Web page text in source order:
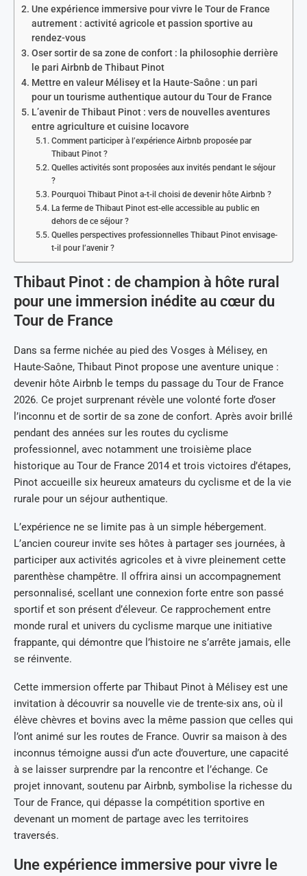
Une expérience immersive pour vivre le Tour de France
autrement : activité agricole et passion sportive au
rendez-vous
Oser sortir de sa zone de confort : la philosophie derrière
le pari Airbnb de Thibaut Pinot
Mettre en valeur Mélisey et la Haute-Saône : un pari
pour un tourisme authentique autour du Tour de France
L’avenir de Thibaut Pinot : vers de nouvelles aventures
entre agriculture et cuisine locavore
Comment participer à l’expérience Airbnb proposée par
Thibaut Pinot ?
Quelles activités sont proposées aux invités pendant le séjour
?
Pourquoi Thibaut Pinot a-t-il choisi de devenir hôte Airbnb ?
La ferme de Thibaut Pinot est-elle accessible au public en
dehors de ce séjour ?
Quelles perspectives professionnelles Thibaut Pinot envisage-
t-il pour l’avenir ?
Thibaut Pinot : de champion à hôte rural
pour une immersion inédite au cœur du
Tour de France
Dans sa ferme nichée au pied des Vosges à Mélisey, en
Haute-Saône, Thibaut Pinot propose une aventure unique :
devenir hôte Airbnb le temps du passage du Tour de France
2026. Ce projet surprenant révèle une volonté forte d’oser
l’inconnu et de sortir de sa zone de confort. Après avoir brillé
pendant des années sur les routes du cyclisme
professionnel, avec notamment une troisième place
historique au Tour de France 2014 et trois victoires d’étapes,
Pinot accueille six heureux amateurs du cyclisme et de la vie
rurale pour un séjour authentique.
L’expérience ne se limite pas à un simple hébergement.
L’ancien coureur invite ses hôtes à partager ses journées, à
participer aux activités agricoles et à vivre pleinement cette
parenthèse champêtre. Il offrira ainsi un accompagnement
personnalisé, scellant une connexion forte entre son passé
sportif et son présent d’éleveur. Ce rapprochement entre
monde rural et univers du cyclisme marque une initiative
frappante, qui démontre que l’histoire ne s’arrête jamais, elle
se réinvente.
Cette immersion offerte par Thibaut Pinot à Mélisey est une
invitation à découvrir sa nouvelle vie de trente-six ans, où il
élève chèvres et bovins avec la même passion que celles qui
l’ont animé sur les routes de France. Ouvrir sa maison à des
inconnus témoigne aussi d’un acte d’ouverture, une capacité
à se laisser surprendre par la rencontre et l’échange. Ce
projet innovant, soutenu par Airbnb, symbolise la richesse du
Tour de France, qui dépasse la compétition sportive en
devenant un moment de partage avec les territoires
traversés.
Une expérience immersive pour vivre le